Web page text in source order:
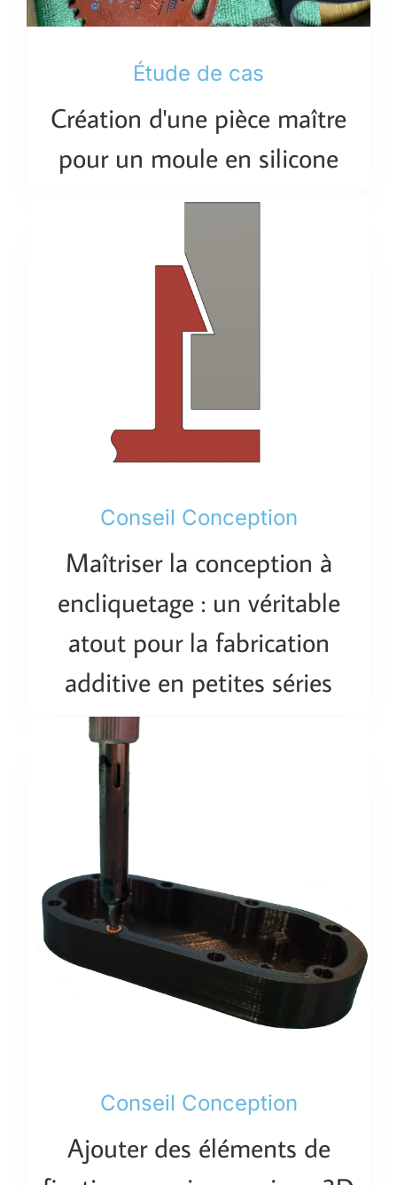
Étude de cas
Création d'une pièce maître
pour un moule en silicone
Conseil Conception
Maîtriser la conception à
encliquetage : un véritable
atout pour la fabrication
additive en petites séries
Conseil Conception
Ajouter des éléments de